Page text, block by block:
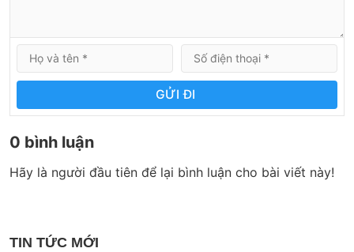
GỬI ĐI
0 bình luận
Hãy là người đầu tiên để lại bình luận cho bài viết này!
TIN TỨC MỚI